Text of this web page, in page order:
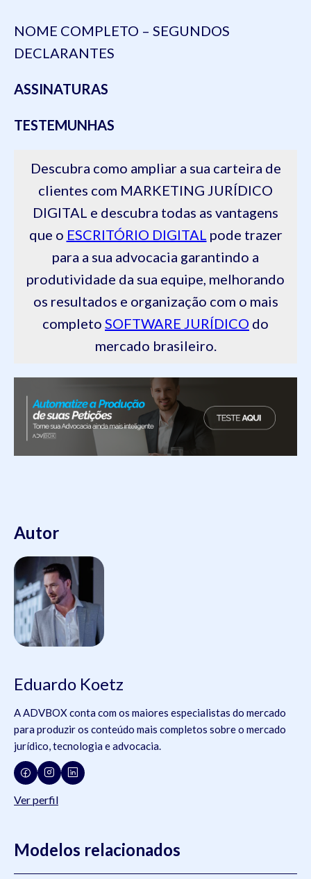
NOME COMPLETO – SEGUNDOS
DECLARANTES
ASSINATURAS
TESTEMUNHAS
Descubra como ampliar a sua carteira de
clientes com MARKETING JURÍDICO
DIGITAL e descubra todas as vantagens
que o ESCRITÓRIO DIGITAL pode trazer
para a sua advocacia garantindo a
produtividade da sua equipe, melhorando
os resultados e organização com o mais
completo SOFTWARE JURÍDICO do
mercado brasileiro.
Autor
Eduardo Koetz
A ADVBOX conta com os maiores especialistas do mercado
para produzir os conteúdo mais completos sobre o mercado
jurídico, tecnologia e advocacia.
Ver perfil
Modelos relacionados